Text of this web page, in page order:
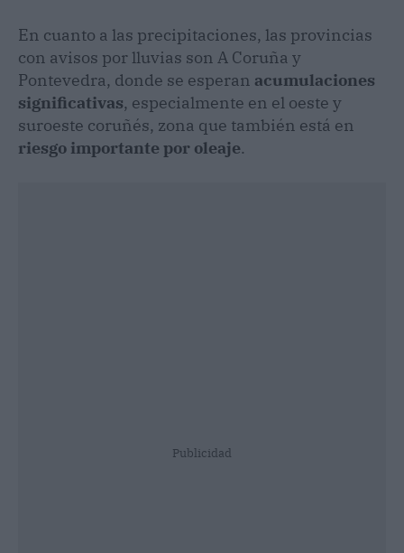
En cuanto a las precipitaciones, las provincias
con avisos por lluvias son A Coruña y
Pontevedra, donde se esperan acumulaciones
significativas, especialmente en el oeste y
suroeste coruñés, zona que también está en
riesgo importante por oleaje.
Publicidad